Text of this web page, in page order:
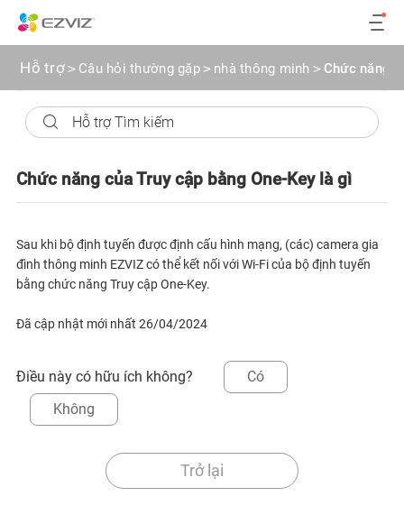
Hỗ trợ> Câu hỏi thường gặp> nhà thông minh > Chức năng
Chức năng của Truy cập bằng One-Key là gì
Sau khi bộ định tuyến được định cấu hình mạng, (các) camera gia
đình thông minh EZVIZ có thể kết nối với Wi-Fi của bộ định tuyến
bằng chức năng Truy cập One-Key.
Đã cập nhật mới nhất 26/04/2024
Điều này có hữu ích không?
Có
Không
Trở lại